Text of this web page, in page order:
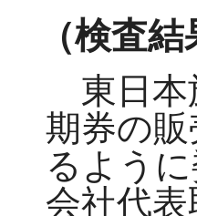
（検査
東日本
期券の
るよう
会社代